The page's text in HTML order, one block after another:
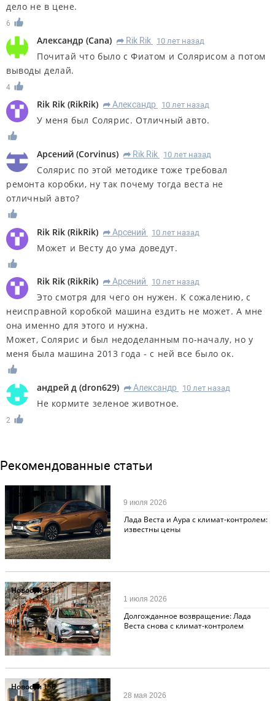
дело не в цене.
6
Александр (Cana) R Rik Rik 10 лет назад
Почитай что было с Фиатом и Солярисом а потом
выводы делай.
4
Rik Rik (RikRik) R Александр 10 лет назад
У меня был Солярис. Отличный авто.
Арсений (Corvinus) R Rik Rik 10 лет назад
Солярис по этой методике тоже требовал
ремонта коробки, ну так почему тогда веста не
отличный авто?
Rik Rik (RikRik) R Арсений 10 лет назад
Может и Весту до ума доведут.
Rik Rik (RikRik) R Арсений 10 лет назад
Это смотря для чего он нужен. К сожалению, с
неисправной коробкой машина ездить не может. А мне
она именно для этого и нужна.
Может, Солярис и был недоделанным по-началу, но у
меня была машина 2013 года - с ней все было ок.
андрей д (dron629) R Александр 10 лет назад
Не кормите зеленое животное.
2
Рекомендованные статьи
Новости 141
Лада Веста и Аура с климат-контролем:
известны цены
9 июля 2026
Новости417
Долгожданное возвращение: Лада
Веста снова с климат-контролем
1 июля 2026
Новости156
28 мая 2026